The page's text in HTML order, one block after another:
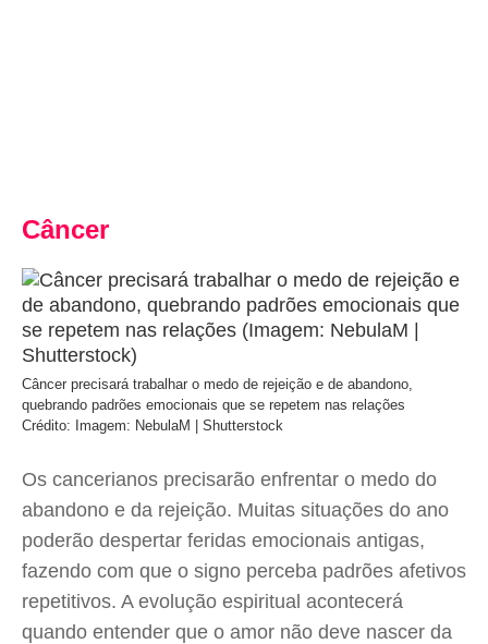
Câncer
Câncer precisará trabalhar o medo de rejeição e de abandono,
quebrando padrões emocionais que se repetem nas relações
Crédito: Imagem: NebulaM | Shutterstock
Os cancerianos precisarão enfrentar o medo do
abandono e da rejeição. Muitas situações do ano
poderão despertar feridas emocionais antigas,
fazendo com que o signo perceba padrões afetivos
repetitivos. A evolução espiritual acontecerá
quando entender que o amor não deve nascer da